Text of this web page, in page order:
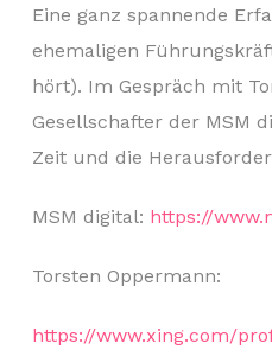
Eine ganz spannende
ehemaligen
hört). Im Gespräch mit
Gesellschafter der MSM
Zeit und die
MSM digital: https://
Torsten Oppermann:
https://www.xing.com/